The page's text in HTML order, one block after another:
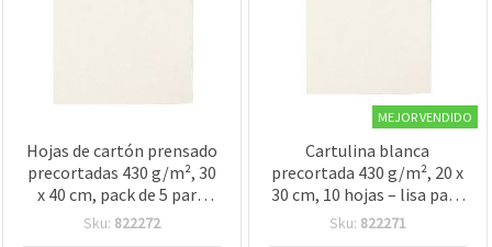
Hojas de cartón prensado
precortadas 430 g/m², 30
x 40 cm, pack de 5 para
manualidades
Sku: 822272
MEJOR VENDIDO
Cartulina blanca
precortada 430 g/m², 20 x
30 cm, 10 hojas – lisa para
manualidades,
Sku: 822271